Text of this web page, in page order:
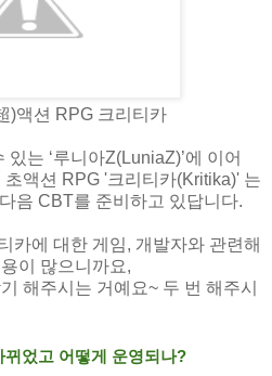
)액션 RPG 크리티카
있는 ‘루니아Z(LuniaZ)’에 이어
액션 RPG '크리티카(Kritika)' 는
음 CBT를 준비하고 있답니다.
카에 대한 게임, 개발자와 관련해
이 많으니까요,
해주시는 거예요~ 두 번 해주시
뀌었고 어떻게 운영되나?